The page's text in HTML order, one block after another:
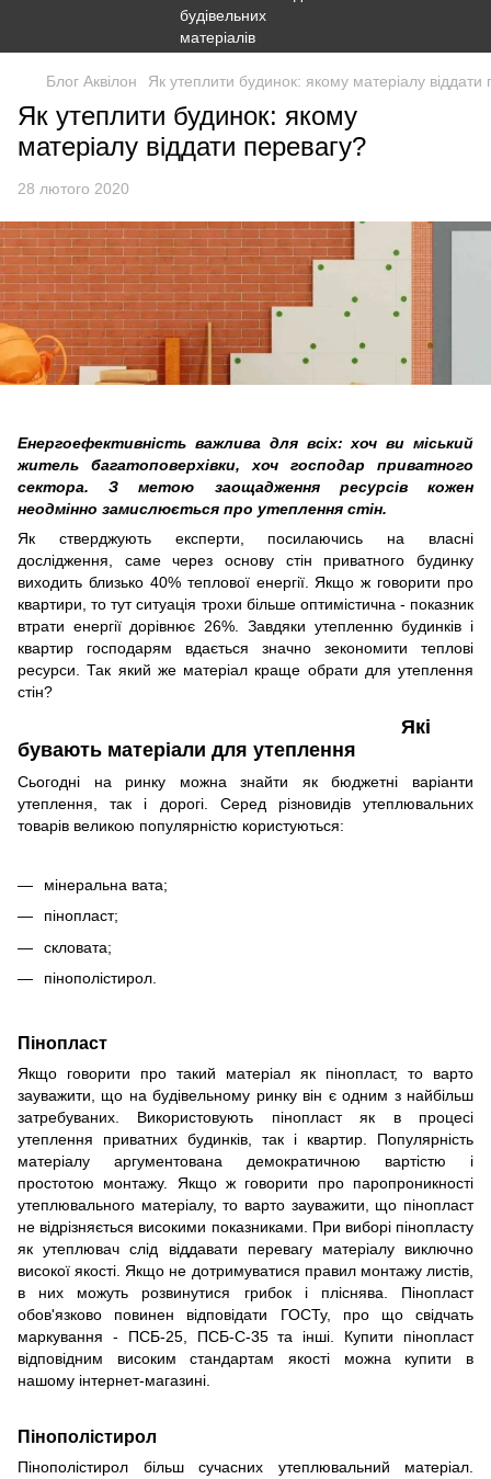
Блог Аквілон Як утеплити будинок: якому матеріалу віддати
Як утеплити будинок: якому
матеріалу віддати перевагу?
28 лютого 2020
Енергоефективність важлива для всіх: хоч ви міський
житель багатоповерхівки, хоч господар приватного
сектора. З метою заощадження ресурсів кожен
неодмінно замислюється про утеплення стін.
Як стверджують експерти, посилаючись на власні
дослідження, саме через основу стін приватного будинку
виходить близько 40% теплової енергії. Якщо ж говорити про
квартири, то тут ситуація трохи більше оптимістична - показник
втрати енергії дорівнює 26%. Завдяки утепленню будинків і
квартир господарям вдається значно зекономити теплові
ресурси. Так який же матеріал краще обрати для утеплення
стін?
Які
бувають матеріали для утеплення
Сьогодні на ринку можна знайти як бюджетні варіанти
утеплення, так і дорогі. Серед різновидів утеплювальних
товарів великою популярністю користуються:
мінеральна вата;
пінопласт;
скловата;
пінополістирол.
Пінопласт
Якщо говорити про такий матеріал як пінопласт, то варто
зауважити, що на будівельному ринку він є одним з найбільш
затребуваних. Використовують пінопласт як в процесі
утеплення приватних будинків, так і квартир. Популярність
матеріалу аргументована демократичною вартістю і
простотою монтажу. Якщо ж говорити про паропроникності
утеплювального матеріалу, то варто зауважити, що пінопласт
не відрізняється високими показниками. При виборі пінопласту
як утеплювач слід віддавати перевагу матеріалу виключно
високої якості. Якщо не дотримуватися правил монтажу листів,
в них можуть розвинутися грибок і пліснява. Пінопласт
обов'язково повинен відповідати ГОСТу, про що свідчать
маркування - ПСБ-25, ПСБ-С-35 та інші. Купити пінопласт
відповідним високим стандартам якості можна купити в
нашому інтернет-магазині.
Пінополістирол
Пінополістирол більш сучасних утеплювальний матеріал.